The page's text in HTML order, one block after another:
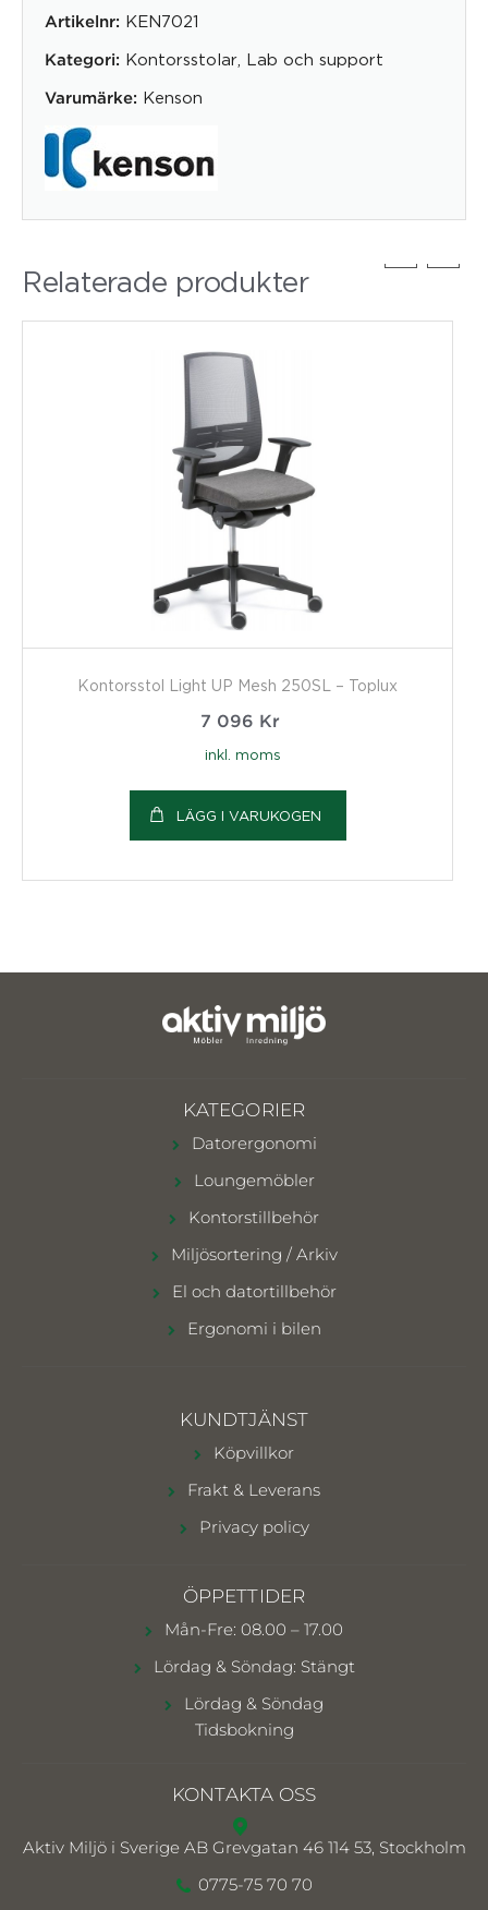
Artikelnr: KEN7021
Kategori: Kontorsstolar Lab och support
Varumärke: Kenson
Relaterade produkter
Kontorsstol Light UP Mesh 250SL – Toplux
7 096 Kr
inkl. moms
LÄGG I VARUKOGEN
KATEGORIER
Datorergonomi
Loungemöbler
Kontorstillbehör
Miljösortering / Arkiv
El och datortillbehör
Ergonomi i bilen
KUNDTJÄNST
Köpvillkor
Frakt & Leverans
Privacy policy
ÖPPETTIDER
Mån-Fre: 08.00 – 17.00
Lördag & Söndag: Stängt
Lördag & Söndag
Tidsbokning
KONTAKTA OSS
Aktiv Miljö i Sverige AB Grevgatan 46 114 53, Stockholm
0775-75 70 70